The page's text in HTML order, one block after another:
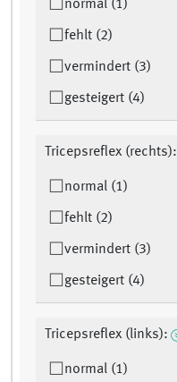
normal (1)
fehlt (2)
vermindert (3)
gesteigert (4)
Tricepsreflex (rechts):
normal (1)
fehlt (2)
vermindert (3)
gesteigert (4)
Tricepsreflex (links):
normal (1)